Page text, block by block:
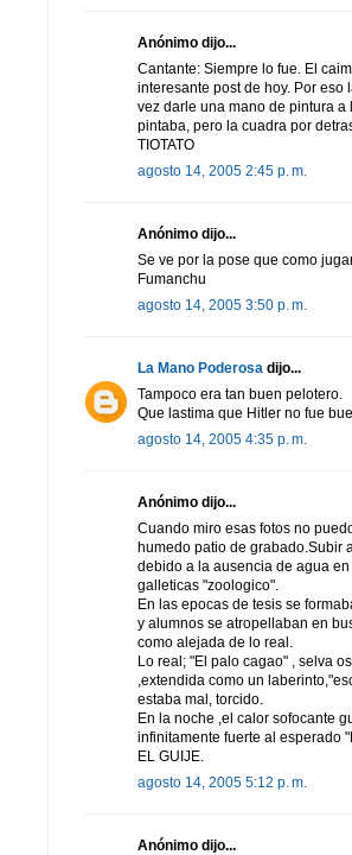
Anónimo dijo...
Cantante: Siempre lo fue. El
interesante post de hoy. Por
vez darle una mano de pintura
pintaba, pero la cuadra por
TIOTATO
agosto 14, 2005 2:45 p. m.
Anónimo dijo...
Se ve por la pose que como
Fumanchu
agosto 14, 2005 3:50 p. m.
La Mano Poderosa dijo...
Tampoco era tan buen pelotero.
Que lastima que Hitler no fue
agosto 14, 2005 4:35 p. m.
Anónimo dijo...
Cuando miro esas fotos no
humedo patio de grabado.Subir
debido a la ausencia de agua
galleticas "zoologico".
En las epocas de tesis se
y alumnos se atropellaban en
como alejada de lo real.
Lo real; "El palo cagao" , selva
,extendida como un
estaba mal, torcido.
En la noche ,el calor sofocante
infinitamente fuerte al esperado
EL GUIJE.
agosto 14, 2005 5:12 p. m.
Anónimo dijo...